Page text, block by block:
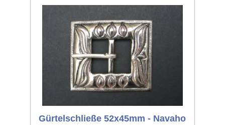
Gürtelschließe 52x45mm - Navaho